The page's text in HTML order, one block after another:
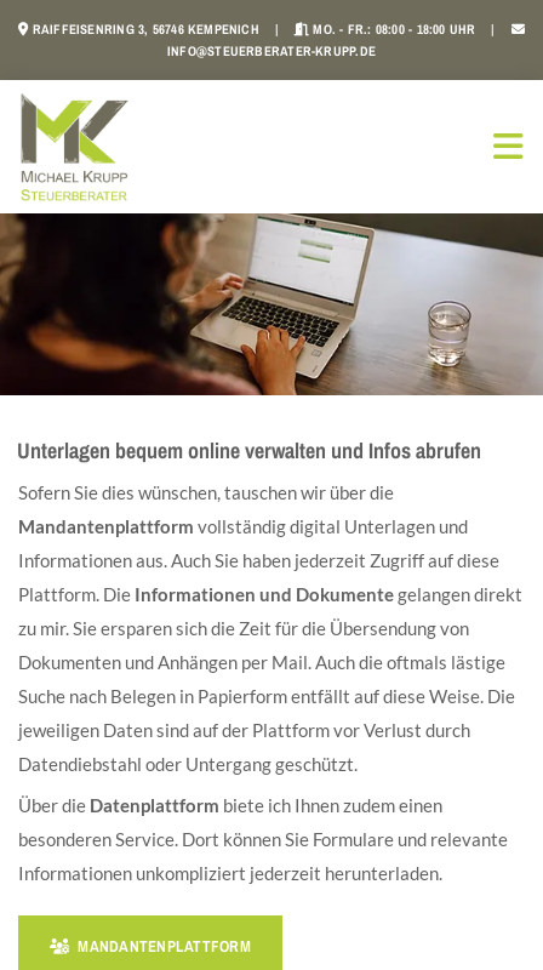
RAIFFEISENRING 3, 56746 KEMPENICH |  MO. - FR.: 08:00 - 18:00 UHR | 
INFO@STEUERBERATER-KRUPP.DE
Unterlagen bequem online verwalten und Infos abrufen
Sofern Sie dies wünschen, tauschen wir über die
Mandantenplattform vollständig digital Unterlagen und
Informationen aus. Auch Sie haben jederzeit Zugriff auf diese
Plattform. Die Informationen und Dokumentegelangen direkt
zu mir. Sie ersparen sich die Zeit für die Übersendung von
Dokumenten und Anhängen per Mail. Auch die oftmals lästige
Suche nach Belegen in Papierform entfällt auf diese Weise. Die
jeweiligen Daten sind auf der Plattform vor Verlust durch
Datendiebstahl oder Untergang geschützt.
Über die Datenplattform biete ich Ihnen zudem einen
besonderen Service. Dort können Sie Formulare und relevante
Informationen unkompliziert jederzeit herunterladen.
MANDANTENPLATTFORM